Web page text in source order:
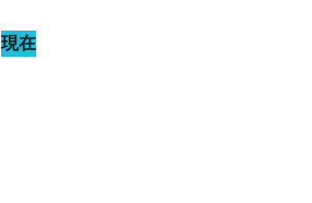
現在